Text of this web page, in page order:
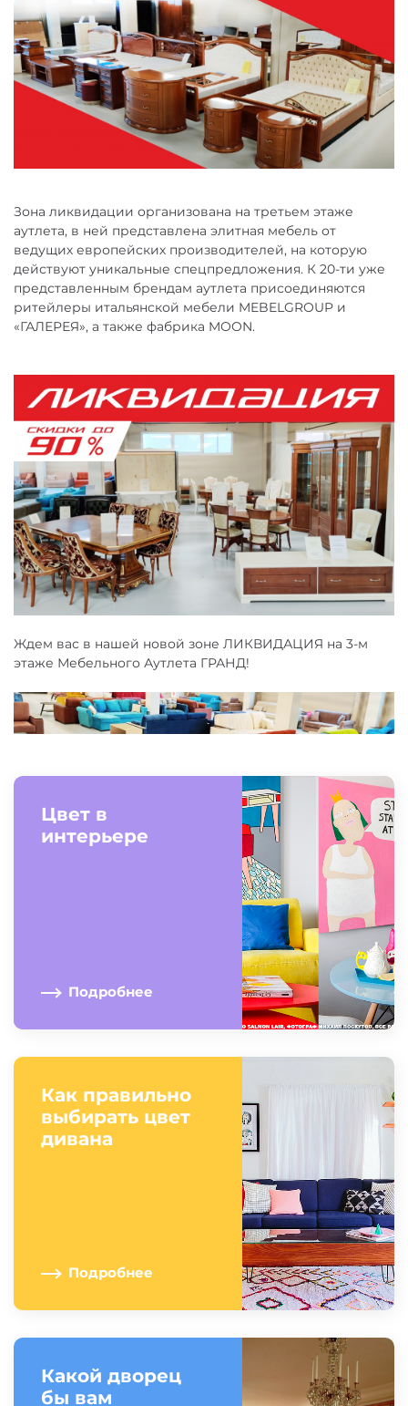
Зона ликвидации организована на третьем этаже
аутлета, в ней представлена элитная мебель от
ведущих европейских производителей, на которую
действуют уникальные спецпредложения. К 20-ти уже
представленным брендам аутлета присоединяются
ритейлеры итальянской мебели MEBELGROUP и
«ГАЛЕРЕЯ», а также фабрика MOON.
Ждем вас в нашей новой зоне ЛИКВИДАЦИЯ на 3-м
этаже Мебельного Аутлета ГРАНД!
Цвет в
интерьере
Подробнее
Как правильно
выбирать цвет
дивана
Подробнее
Какой дворец
бы вам